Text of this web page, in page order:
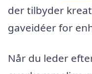
der tilbyder
gaveidéer for
Når du leder